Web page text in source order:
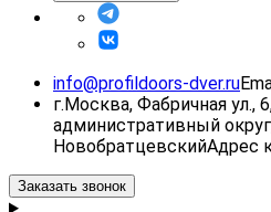
info@profildoors-dver.ru
г.Москва, Фабричная ул.,
административный
НовобратцевскийАдрес
Заказать звонок